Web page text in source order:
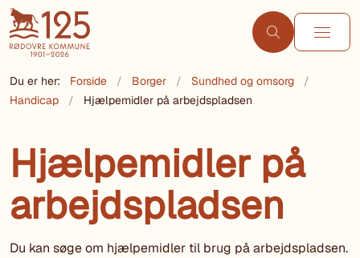
Du er her: Forside Borger
Sundhed og omsorg
Handicap
Hjælpemidler på arbejdspladsen
Hjælpemidler på
arbejdspladsen
Du kan søge om hjælpemidler til brug på arbejdspladsen.